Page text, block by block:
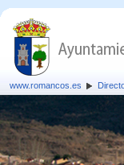
www.romancos.es